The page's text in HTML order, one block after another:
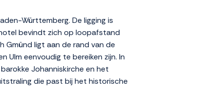
Württemberg. De ligging is
bevindt zich op loopafstand
Gmünd ligt aan de rand van de
Ulm eenvoudig te bereiken zijn. In
Johanniskirche en het
die past bij het historische